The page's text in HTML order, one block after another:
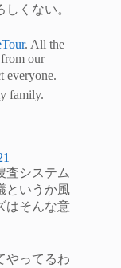
くない。
. All the
our
everyone.
family.
査システム
というか風
はそんな意
やってるわ